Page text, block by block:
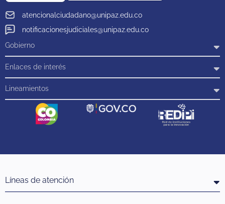
atencionalciudadano@unipaz.edu.co
notificacionesjudiciales@unipaz.edu.co
Gobierno
Enlaces de interés
Lineamientos
Líneas de atención